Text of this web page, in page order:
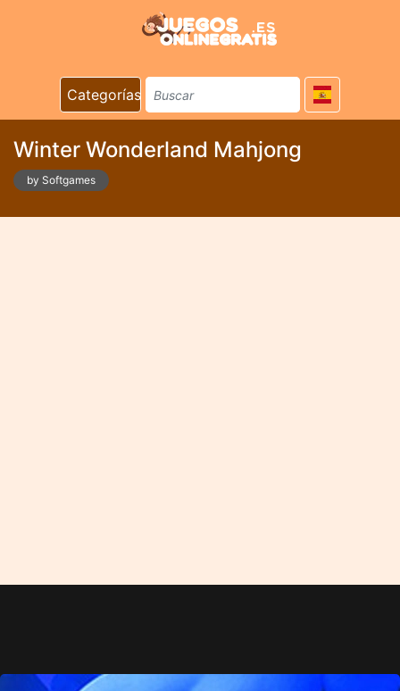
Categorías
Winter Wonderland Mahjong
by Softgames